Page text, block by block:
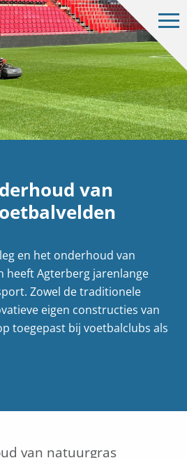
van
en het onderhoud van
heeft Agterberg jarenlange
Zowel de traditionele
eigen constructies van
toegepast bij voetbalclubs als
van natuurgras